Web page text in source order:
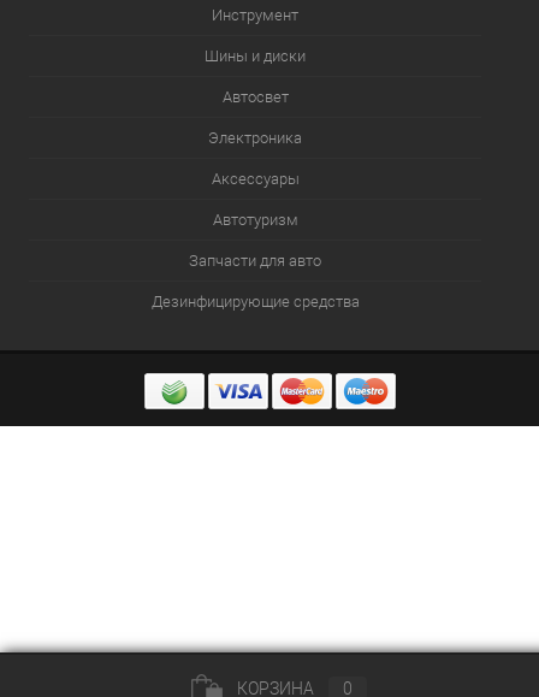
Инструмент
Шины и диски
Автосвет
Электроника
Аксессуары
Автотуризм
Запчасти для авто
Дезинфицирующие средства
КОРЗИНА 0